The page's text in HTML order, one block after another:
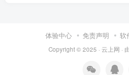
体验中心 免责声明 软
Copyright © 2025 · 云上网 ·